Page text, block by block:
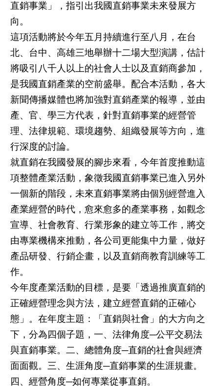
直銷事業」，指引出我國直銷事業未來發展方
向。
這項活動將於今年五月持續進行至八月，在台
北、台中、高雄三地舉辦十二場大型演講，估計
將吸引八千人以上的社會人士以及直銷商參加，
是我國直銷產業的空前盛舉。配合本活動，各大
新聞傳播媒體也將加強對直銷產業的報導，並由
產、官、學三方代表，針對直銷事業的經營管
理、法律規範、環境趨勢、組織發展等方向，進
行深度的討論。
就直銷在我國發展的腳步來看，今年首度推動這
項整體產業活動，象徵我國直銷事業已進入另外
一個新的階段，未來直銷事業將由個別經營進入
產業經營的時代，愈來愈多的產業事務，如觀念
宣導、社會教育、行業形象的建立等工作，將交
由專業機構來推動，各公司更能集中力量，做好
產品研發、行銷企畫，以及直銷商教育訓練等工
作。
今年度產業活動的目標，是要「透過推廣直銷的
正確經營理念與方法，建立經營直銷的正確心
態」。在年度主題：「直銷與社會」的大方向之
下，分為四個子題，一、法律角度─公平交易法
與直銷事業。二、總體角度─直銷的社會與經濟
面面觀。三、生涯角度─直銷事業的生涯規畫。
四、經營角度─如何專業從事直銷。